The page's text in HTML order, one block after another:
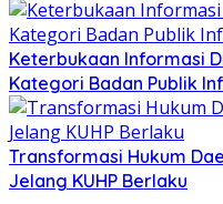
Keterbukaan Informasi
Kategori Badan Publik
Transformasi Hukum
Jelang KUHP Berlaku